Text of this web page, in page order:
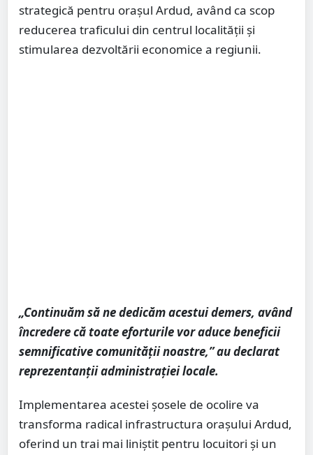
strategică pentru orașul Ardud, având ca scop
reducerea traficului din centrul localității și
stimularea dezvoltării economice a regiunii.
„Continuăm să ne dedicăm acestui demers, având
încredere că toate eforturile vor aduce beneficii
semnificative comunității noastre,” au declarat
reprezentanții administrației locale.
Implementarea acestei șosele de ocolire va
transforma radical infrastructura orașului Ardud,
oferind un trai mai liniștit pentru locuitori și un